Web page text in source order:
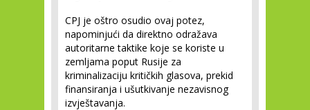
CPJ je oštro osudio ovaj potez,
napominjući da direktno odražava
autoritarne taktike koje se koriste u
zemljama poput Rusije za
kriminalizaciju kritičkih glasova, prekid
finansiranja i ušutkivanje nezavisnog
izvještavanja.